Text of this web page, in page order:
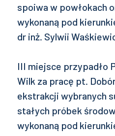
spoiwa w powłokach
wykonaną pod
dr inż. Sylwii
III miejsce przypadło
Wilk za pracę pt.
ekstrakcji wybranych
stałych próbek
wykonaną pod